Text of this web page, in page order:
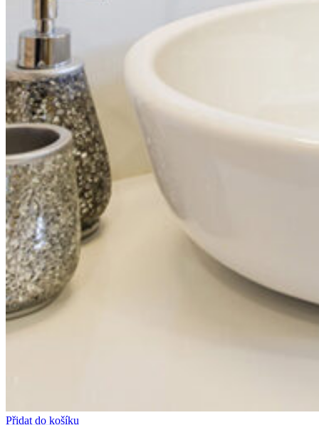
Přidat do košíku